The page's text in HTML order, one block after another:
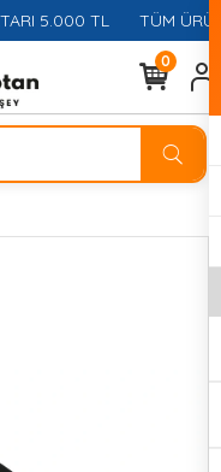
5.000 TL TÜM
0